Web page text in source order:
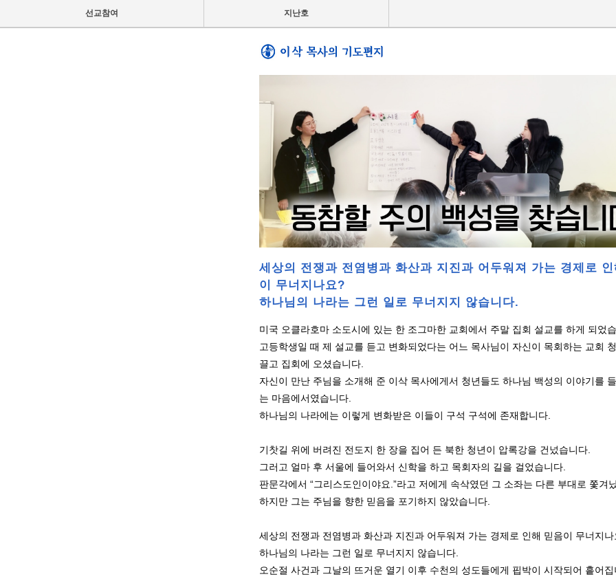
선교참여 지난호
세상의 전쟁과 전염병과 화산과 지진과 어두워져 가는 경제로
이 무너지나요?
하나님의 나라는 그런 일로 무너지지 않습니다.
미국 오클라호마 소도시에 있는 한 조그마한 교회에서 주말 집회 설교를 하게 되었
고등학생일 때 제 설교를 듣고 변화되었다는 어느 목사님이 자신이 목회하는 교회
끌고 집회에 오셨습니다.
자신이 만난 주님을 소개해 준 이삭 목사에게서 청년들도 하나님 백성의 이야기를
는 마음에서였습니다.
하나님의 나라에는 이렇게 변화받은 이들이 구석 구석에 존재합니다.
기찻길 위에 버려진 전도지 한 장을 집어 든 북한 청년이 압록강을 건넜습니다.
그러고 얼마 후 서울에 들어와서 신학을 하고 목회자의 길을 걸었습니다.
판문각에서 “그리스도인이야요.”라고 저에게 속삭였던 그 소좌는 다른 부대로 쫓겨
하지만 그는 주님을 향한 믿음을 포기하지 않았습니다.
세상의 전쟁과 전염병과 화산과 지진과 어두워져 가는 경제로 인해 믿음이 무너지나
하나님의 나라는 그런 일로 무너지지 않습니다.
오순절 사건과 그날의 뜨거운 열기 이후 수천의 성도들에게 핍박이 시작되어 흩어